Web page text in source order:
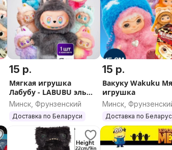
15 р.
Мягкая игрушка
Лабубу - LABUBU эльф
сюрприз
Минск, Фрунзенский
Доставка по Беларуси
15 р.
Вакуку Wakuku
игрушка
Минск,
Доставка по